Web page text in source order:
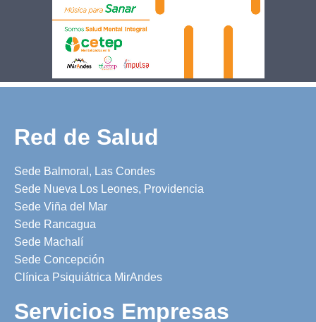
Red de Salud
Sede Balmoral, Las Condes
Sede Nueva Los Leones, Providencia
Sede Viña del Mar
Sede Rancagua
Sede Machalí
Sede Concepción
Clínica Psiquiátrica MirAndes
Servicios Empresas